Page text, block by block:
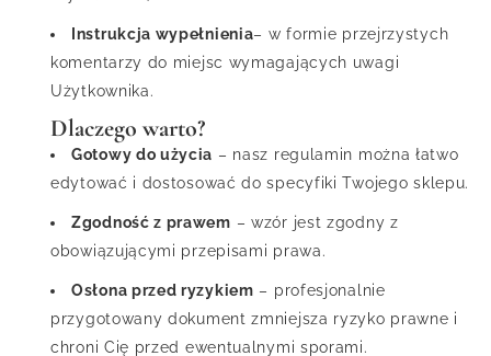
Instrukcja wypełnienia– w formie przejrzystych
komentarzy do miejsc wymagających uwagi
Użytkownika.
Dlaczego warto?
Gotowy do użycia – nasz regulamin można łatwo
edytować i dostosować do specyfiki Twojego sklepu.
Zgodność z prawem – wzór jest zgodny z
obowiązującymi przepisami prawa.
Osłona przed ryzykiem – profesjonalnie
przygotowany dokument zmniejsza ryzyko prawne i
chroni Cię przed ewentualnymi sporami.